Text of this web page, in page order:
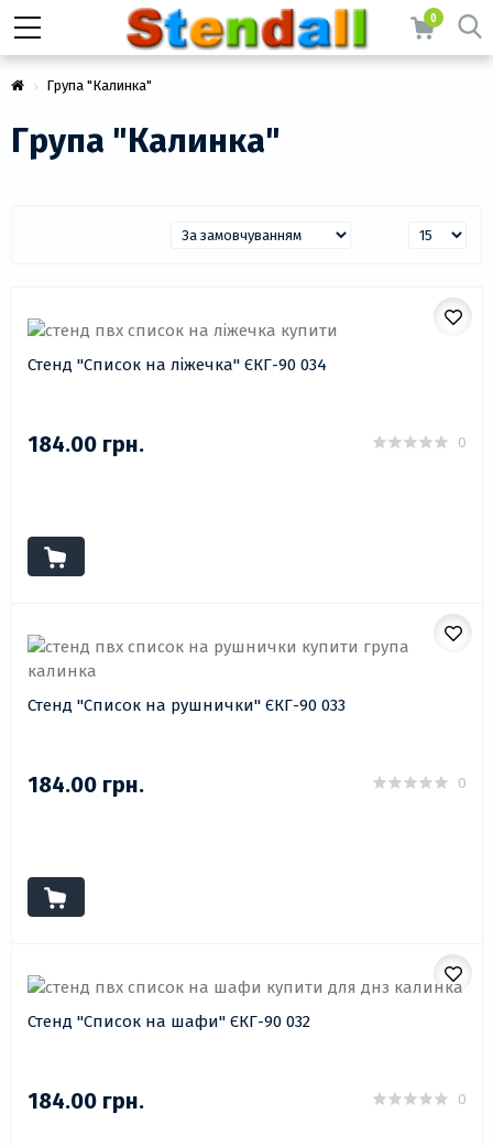
0
Група "Калинка"
Група "Калинка"
Стенд "Список на ліжечка" ЄКГ-90 034
184.00 грн. 0
Стенд "Список на рушнички" ЄКГ-90 033
184.00 грн. 0
Стенд "Список на шафи" ЄКГ-90 032
184.00 грн. 0